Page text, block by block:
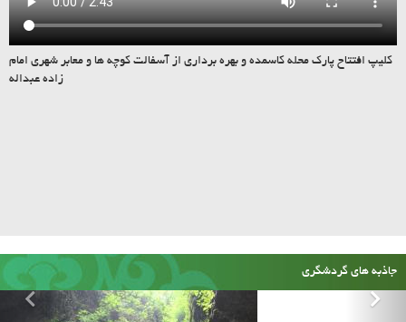
کلیپ افتتاح پارک محله کاسمده و بهره برداری از آسفالت کوچه ها و معابر شهری امام
زاده عبداله
جاذبه های گردشگری